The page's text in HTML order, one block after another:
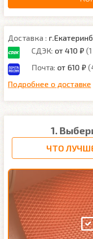
Доставка :
СДЭК: от 410 ₽
Почта: от 610 ₽
Подробнее о доставке
1.
ЧТО